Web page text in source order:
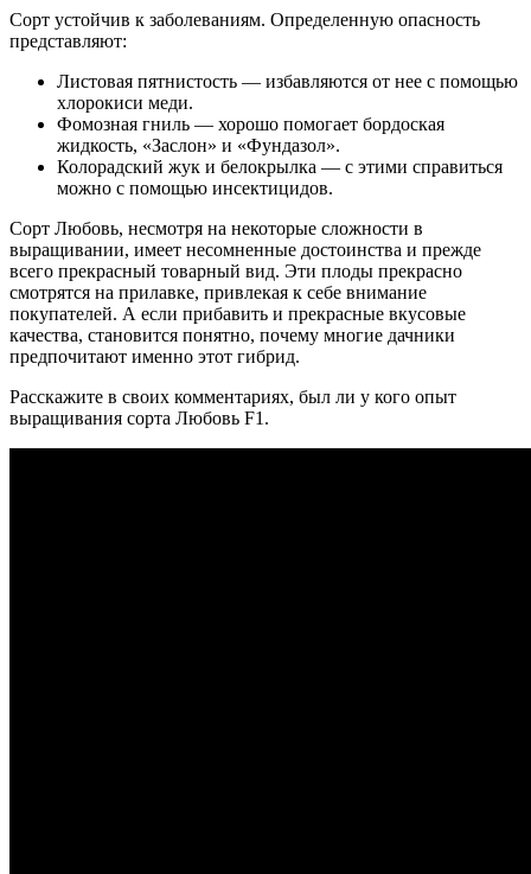
Сорт устойчив к заболеваниям. Определенную опасность
представляют:
Листовая пятнистость — избавляются от нее с помощью
хлорокиси меди.
Фомозная гниль — хорошо помогает бордоская
жидкость, «Заслон» и «Фундазол».
Колорадский жук и белокрылка — с этими справиться
можно с помощью инсектицидов.
Сорт Любовь, несмотря на некоторые сложности в
выращивании, имеет несомненные достоинства и прежде
всего прекрасный товарный вид. Эти плоды прекрасно
смотрятся на прилавке, привлекая к себе внимание
покупателей. А если прибавить и прекрасные вкусовые
качества, становится понятно, почему многие дачники
предпочитают именно этот гибрид.
Расскажите в своих комментариях, был ли у кого опыт
выращивания сорта Любовь F1.